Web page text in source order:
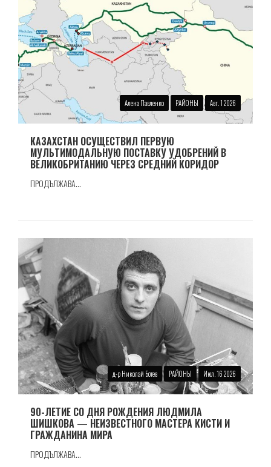
Алена Павленко РАЙОНЫ Авг. 1 2026
КАЗАХСТАН ОСУЩЕСТВИЛ ПЕРВУЮ
МУЛЬТИМОДАЛЬНУЮ ПОСТАВКУ УДОБРЕНИЙ В
ВЕЛИКОБРИТАНИЮ ЧЕРЕЗ СРЕДНИЙ КОРИДОР
ПРОДЪЛЖАВА...
д-р Николай Ботев РАЙОНЫ Июл. 16 2026
90-ЛЕТИЕ СО ДНЯ РОЖДЕНИЯ ЛЮДМИЛА
ШИШКОВА — НЕИЗВЕСТНОГО МАСТЕРА КИСТИ И
ГРАЖДАНИНА МИРА
ПРОДЪЛЖАВА...